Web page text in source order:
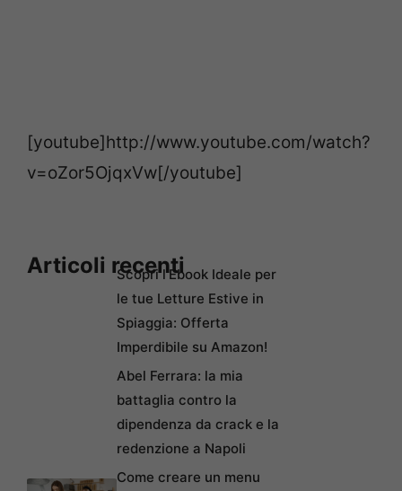
[youtube]http://www.youtube.com/watch?
v=oZor5OjqxVw[/youtube]
Articoli recentiScopri l’Ebook Ideale per
le tue Letture Estive in
Spiaggia: Offerta
Imperdibile su Amazon!
Abel Ferrara: la mia
battaglia contro la
dipendenza da crack e la
redenzione a Napoli
Come creare un menu